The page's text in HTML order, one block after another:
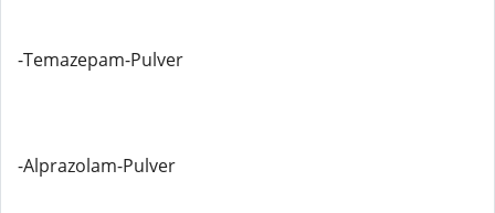
-Temazepam-Pulver
-Alprazolam-Pulver